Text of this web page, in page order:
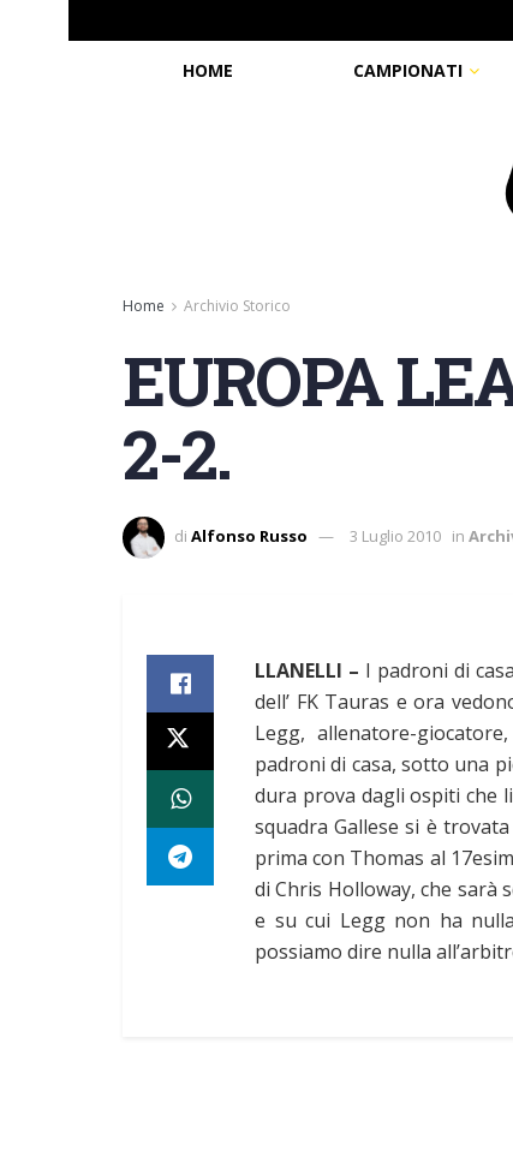
HOME CAMPIONATI
Home Archivio Storico
EUROPA
2-2.
di Alfonso Russo 3 Luglio 2010 in
LLANELLI – I padroni di
dell’ FK Tauras e ora
Legg, allenatore-
padroni di casa, sotto una
dura prova dagli ospiti che
squadra Gallese si è
prima con Thomas al
di Chris Holloway, che sarà
e su cui Legg non ha
possiamo dire nulla